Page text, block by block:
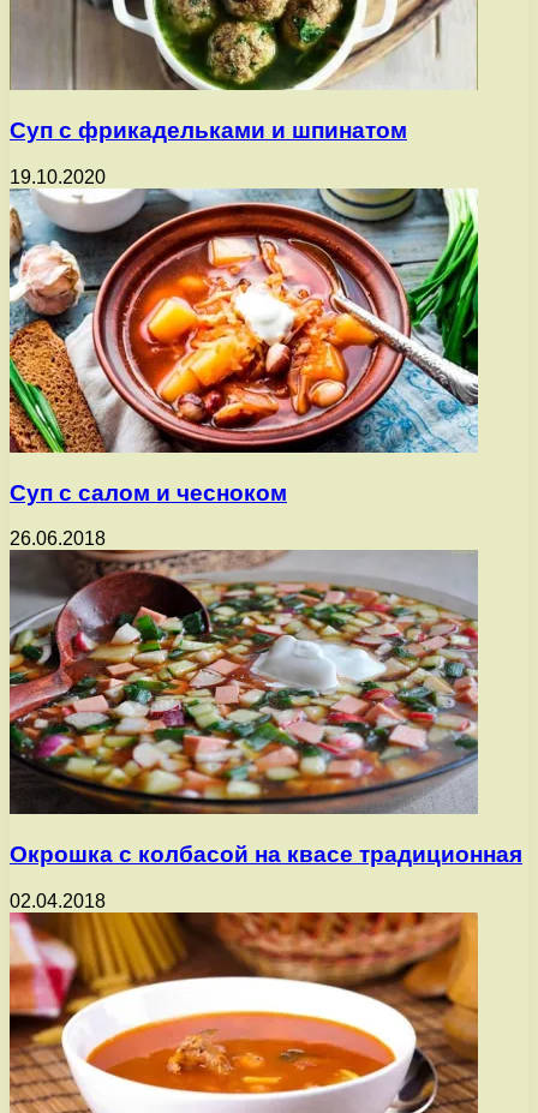
Суп с фрикадельками и шпинатом
19.10.2020
Суп с салом и чесноком
26.06.2018
Окрошка с колбасой на квасе традиционная
02.04.2018